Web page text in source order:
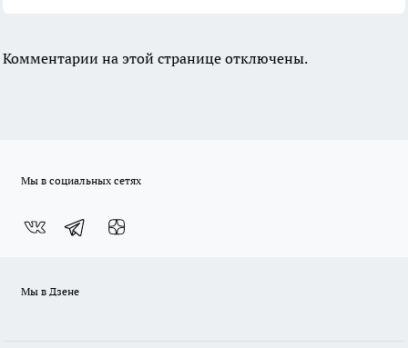
Комментарии на этой странице отключены.
Мы в социальных сетях
Мы в Дзене